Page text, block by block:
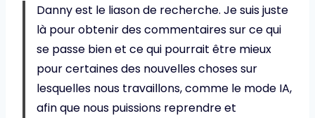
Danny est le liason de recherche. Je suis juste
là pour obtenir des commentaires sur ce qui
se passe bien et ce qui pourrait être mieux
pour certaines des nouvelles choses sur
lesquelles nous travaillons, comme le mode IA,
afin que nous puissions reprendre et